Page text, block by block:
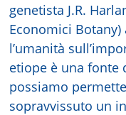
genetista J.R.
Economici
l’umanità
etiope è una fonte
possiamo
sopravvissuto un